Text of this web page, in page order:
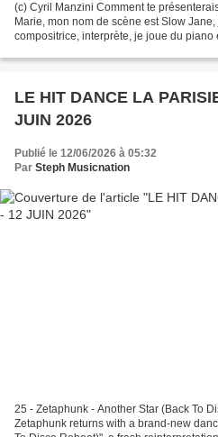
(c) Cyril Manzini Comment te
Marie, mon nom de scène est Slow
compositrice, interprète, je joue du
LE HIT DANCE LA
JUIN 2026
Publié le 12/06/2026 à 05:32
Par Steph Musicnation
25 - Zetaphunk - Another Star (Back To
Zetaphunk returns with a brand-new